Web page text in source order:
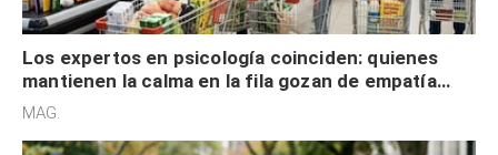
Los expertos en psicología coinciden: quienes
mantienen la calma en la fila gozan de empatía
cognitiva, gratitud y no solo tienen autocontrol
MAG.